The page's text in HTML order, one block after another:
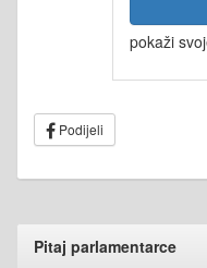
pokaži
Podijeli
Pitaj parlamentarce